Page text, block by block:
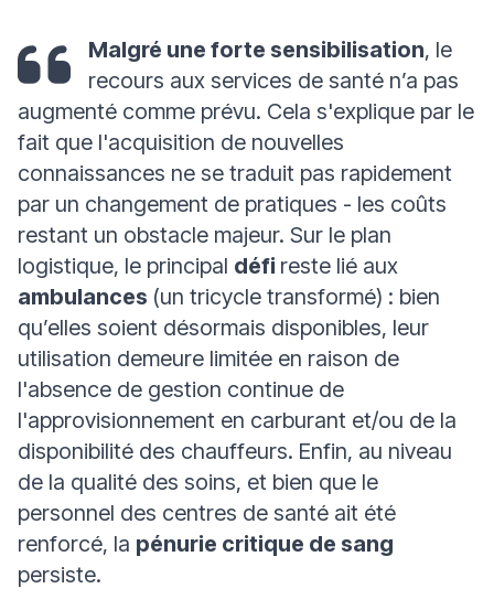
Malgré une forte sensibilisation, le
recours aux services de santé n’a pas
augmenté comme prévu. Cela s'explique par le
fait que l'acquisition de nouvelles
connaissances ne se traduit pas rapidement
par un changement de pratiques - les coûts
restant un obstacle majeur. Sur le plan
logistique, le principal défi reste lié aux
ambulances (un tricycle transformé) : bien
qu’elles soient désormais disponibles, leur
utilisation demeure limitée en raison de
l'absence de gestion continue de
l'approvisionnement en carburant et/ou de la
disponibilité des chauffeurs. Enfin, au niveau
de la qualité des soins, et bien que le
personnel des centres de santé ait été
renforcé, la pénurie critique de sang
persiste.